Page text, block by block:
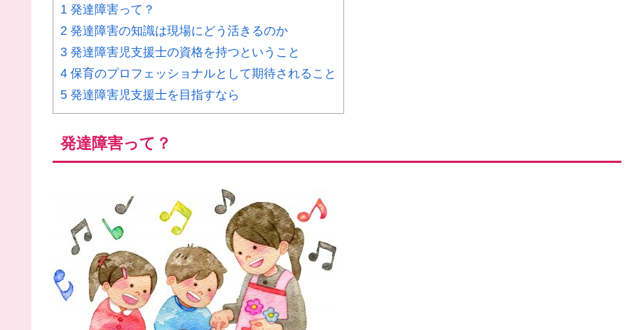
1 発達障害って？
2 発達障害の知識は現場にどう活きるのか
3 発達障害児支援士の資格を持つということ
4 保育のプロフェッショナルとして期待されること
5 発達障害児支援士を目指すなら
発達障害って？